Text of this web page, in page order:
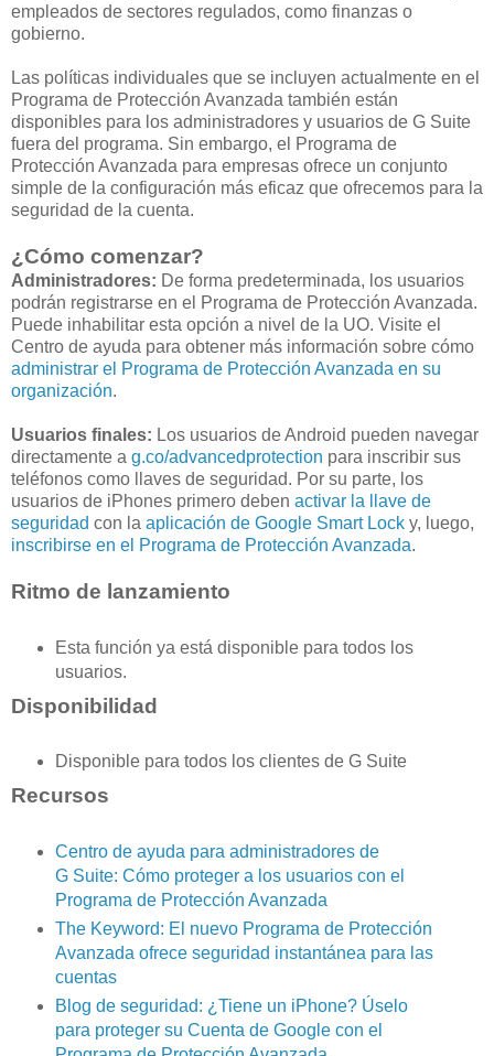
empleados de sectores regulados, como finanzas o
gobierno.
Las políticas individuales que se incluyen actualmente en el
Programa de Protección Avanzada también están
disponibles para los administradores y usuarios de G Suite
fuera del programa. Sin embargo, el Programa de
Protección Avanzada para empresas ofrece un conjunto
simple de la configuración más eficaz que ofrecemos para la
seguridad de la cuenta.
¿Cómo comenzar?
Administradores: De forma predeterminada, los usuarios
podrán registrarse en el Programa de Protección Avanzada.
Puede inhabilitar esta opción a nivel de la UO. Visite el
Centro de ayuda para obtener más información sobre cómo
administrar el Programa de Protección Avanzada en su
organización.
Usuarios finales: Los usuarios de Android pueden navegar
directamente a g.co/advancedprotection para inscribir sus
teléfonos como llaves de seguridad. Por su parte, los
usuarios de iPhones primero deben activar la llave de
seguridad con la aplicación de Google Smart Lock y, luego,
inscribirse en el Programa de Protección Avanzada.
Ritmo de lanzamiento
Esta función ya está disponible para todos los
usuarios.
Disponibilidad
Disponible para todos los clientes de G Suite
Recursos
Centro de ayuda para administradores de
G Suite: Cómo proteger a los usuarios con el
Programa de Protección Avanzada
The Keyword: El nuevo Programa de Protección
Avanzada ofrece seguridad instantánea para las
cuentas
Blog de seguridad: ¿Tiene un iPhone? Úselo
para proteger su Cuenta de Google con el